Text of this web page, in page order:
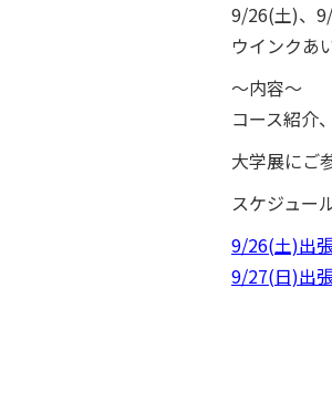
9/26(土)、
ウインクあ
～内容～
コース紹介
大学展にご
スケジュー
9/26(土)出
9/27(日)出